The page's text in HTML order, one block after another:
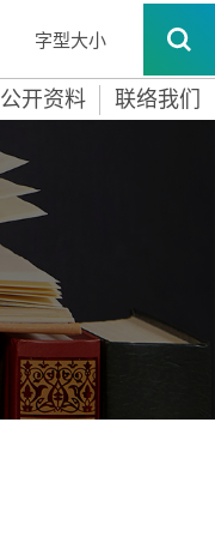
字型大小
公开资料 联络我们